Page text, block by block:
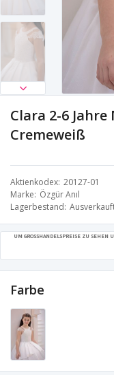
Clara 2-6
Cremeweiß
Aktienkodex 20127-01
Marke Özgür Anıl
Lagerbestand
UM GROSSHANDELSPREISE ZU SEHEN
Farbe